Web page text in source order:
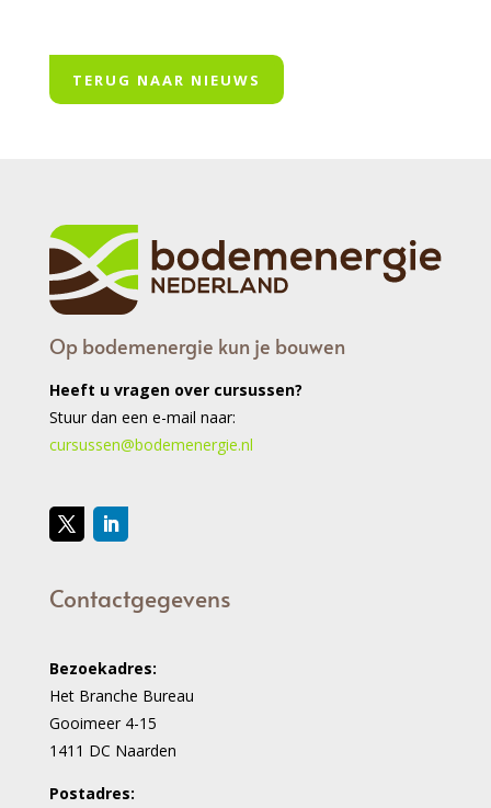
TERUG NAAR NIEUWS
Op bodemenergie kun je bouwen
Heeft u vragen over cursussen?
Stuur dan een e-mail naar:
cursussen@bodemenergie.nl
Contactgegevens
Bezoekadres:
Het Branche Bureau
Gooimeer 4-15
1411 DC Naarden
Postadres: